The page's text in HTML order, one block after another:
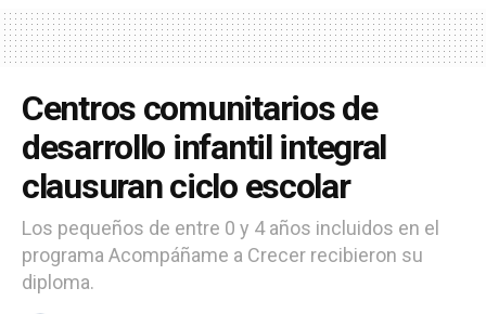
Centros comunitarios de
desarrollo infantil integral
clausuran ciclo escolar
Los pequeños de entre 0 y 4 años incluidos en el
programa Acompáñame a Crecer recibieron su
diploma.